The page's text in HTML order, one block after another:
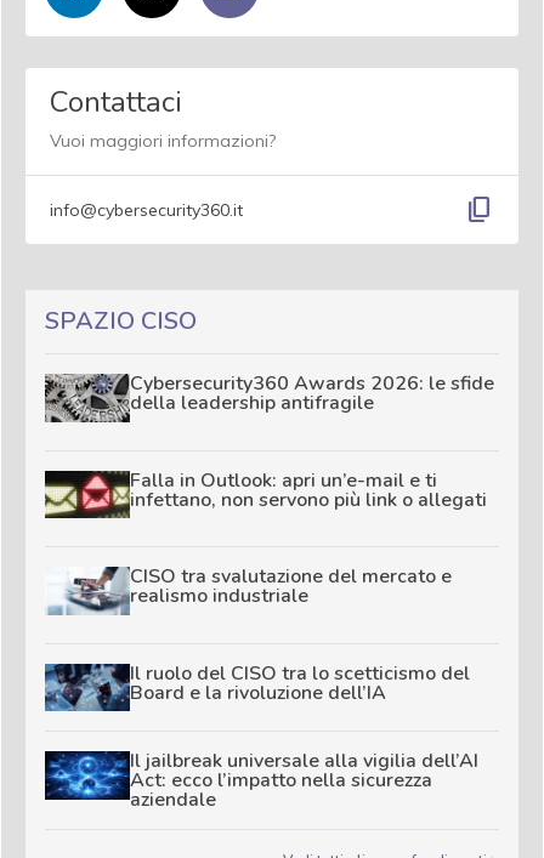
Contattaci
Vuoi maggiori informazioni?
info@cybersecurity360.it content_copy
SPAZIO CISO
Cybersecurity360 Awards 2026: le sfide
della leadership antifragile
Falla in Outlook: apri un’e-mail e ti
infettano, non servono più link o allegati
CISO tra svalutazione del mercato e
realismo industriale
Il ruolo del CISO tra lo scetticismo del
Board e la rivoluzione dell’IA
Il jailbreak universale alla vigilia dell’AI
Act: ecco l’impatto nella sicurezza
aziendale